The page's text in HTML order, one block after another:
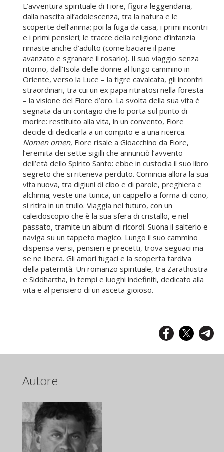
L’avventura spirituale di Fiore, figura leggendaria,
dalla nascita all’adolescenza, tra la natura e le
scoperte dell’anima; poi la fuga da casa, i primi incontri
e i primi pensieri; le tracce della religione d’infanzia
rimaste anche d’adulto (come baciare il pane
avanzato e sgranare il rosario). Il suo viaggio senza
ritorno, dall’Isola delle donne al lungo cammino in
Oriente, verso la Luce – la tigre cavalcata, gli incontri
straordinari, tra cui un ex papa ritiratosi nella foresta
– la visione del Fiore d’oro. La svolta della sua vita è
segnata da un contagio che lo porta sul punto di
morire: restituito alla vita, in un convento, Fiore
decide di dedicarla a un compito e a una ricerca.
Nomen omen, Fiore risale a Gioacchino da Fiore,
l’eremita dei sette sigilli che annunciò l’avvento
dell’età dello Spirito Santo: ebbe in custodia il suo libro
segreto che si riteneva perduto. Comincia allora la sua
vita nuova, tra digiuni di cibo e di parole, preghiera e
alchimia; veste una tunica, un cappello a forma di cono,
si ritira in un trullo. Viaggia nel futuro, con un
caleidoscopio che è la sua sfera di cristallo, e nel
passato, tramite un album di ricordi. Suona il salterio e
naviga su un tappeto magico. Lungo il suo cammino
dispensa versi, pensieri e precetti, trova seguaci ma
se ne libera. Gli amori fugaci e la scoperta tardiva
della paternità. Un romanzo spirituale, tra Zarathustra
e Siddhartha, in tempi e luoghi indefiniti, dedicato alla
vita e al pensiero di un asceta gioioso.
Autore